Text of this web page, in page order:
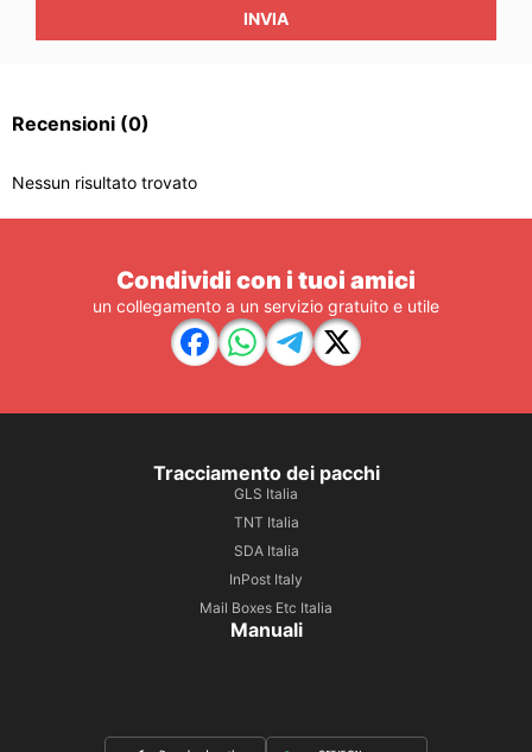
INVIA
Recensioni (0)
Nessun risultato trovato
Condividi con i tuoi amici
un collegamento a un servizio gratuito e utile
Tracciamento dei pacchi
GLS Italia
TNT Italia
SDA Italia
InPost Italy
Mail Boxes Etc Italia
Manuali